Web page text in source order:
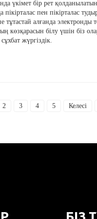
үкімет бір рет
пікірталас пен пікірталас
алғанда электронды
көзқарасын білу үшін біз
жүргіздік.
2 3 4 5 Келесі